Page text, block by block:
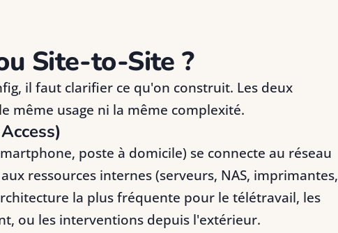
Site-to-Site ?
il faut clarifier ce qu'on construit. Les deux
même usage ni la même complexité.
poste à domicile) se connecte au réseau
ressources internes (serveurs, NAS, imprimantes,
la plus fréquente pour le télétravail, les
ou les interventions depuis l'extérieur.